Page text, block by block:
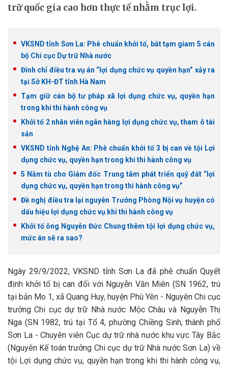
trữ quốc gia cao hơn thực tế nhằm trục lợi.
VKSND tỉnh Sơn La: Phê chuẩn khởi tố, bắt tạm giam 5 cán
bộ Chi cục Dự trữ Nhà nước
Đình chỉ điều tra vụ án “lợi dụng chức vụ quyền hạn” xảy ra
tại Sở KH-ĐT tỉnh Hà Nam
Tạm giữ cán bộ tư pháp xã lợi dụng chức vụ, quyền hạn
trong khi thi hành công vụ
Khởi tố 2 nhân viên ngân hàng lợi dụng chức vụ, tham ô tài
sản
VKSND tỉnh Nghệ An: Phê chuẩn khởi tố 3 bị can về tội Lợi
dụng chức vụ, quyền hạn trong khi thi hành công vụ
5 Năm tù cho Giám đốc Trung tâm phát triển quỹ đất “lợi
dụng chức vụ, quyền hạn trong thi hành công vụ”
Đề nghị điều tra lại nguyên Trưởng Phòng Nội vụ huyện có
dấu hiệu lợi dụng chức vụ khi thi hành công vụ
Khởi tố ông Nguyễn Đức Chung thêm tội lợi dụng chức vụ,
mức án sẽ ra sao?
Ngày 29/9/2022, VKSND tỉnh Sơn La đã phê chuẩn Quyết
định khởi tố bị can đối với Nguyễn Văn Miên (SN 1962, trú
tại bản Mo 1, xã Quang Huy, huyện Phù Yên - Nguyên Chi cục
trưởng Chi cục dự trữ Nhà nước Mộc Châu và Nguyễn Thị
Nga (SN 1982, trú tại Tổ 4, phường Chiềng Sinh, thành phố
Sơn La - Chuyên viên Cục dự trữ nhà nước khu vực Tây Bắc
(Nguyên Kế toán trưởng Chi cục dự trữ Nhà nước Sơn La) về
tội Lợi dụng chức vụ, quyền hạn trong khi thi hành công vụ,